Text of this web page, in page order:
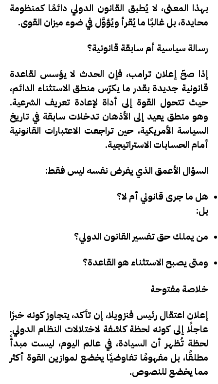
بهذا المعنى، لا يُطبق القانون الدولي دائمًا كمنظومة
محايدة، بل غالبًا ما يُقرأ ويُؤوَّل في ضوء ميزان القوى.
رسالة سياسية أم سابقة قانونية؟
إذا صحّ إعلان ترامب، فإن الحدث لا يؤسس لقاعدة
قانونية جديدة بقدر ما يكرّس منطق الاستثناء الدائم،
حيث تتحول القوة إلى أداة لإعادة تعريف الشرعية.
وهو منطق يعيد إلى الأذهان تدخلات سابقة في تاريخ
السياسة الأمريكية، حين تراجعت الاعتبارات القانونية
أمام الحسابات الاستراتيجية.
السؤال الأعمق الذي يفرض نفسه ليس فقط:
هل ما جرى قانوني أم لا؟
بل:
من يملك حق تفسير القانون الدولي؟
ومتى يصبح الاستثناء هو القاعدة؟
خلاصة مفتوحة
إعلان اعتقال رئيس فنزويلا، إن تأكد، يتجاوز كونه خبرًا
عاجلًا إلى كونه لحظة كاشفة لاختلالات النظام الدولي.
لحظة تُظهر أن السيادة، في عالم اليوم، ليست مبدأً
مطلقًا، بل مفهومًا تفاوضيًا يخضع لموازين القوة أكثر
مما يخضع للنصوص.